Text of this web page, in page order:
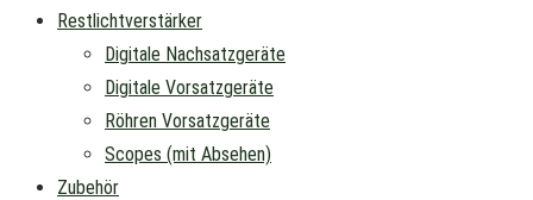
Restlichtverstärker
Digitale Nachsatzgeräte
Digitale Vorsatzgeräte
Röhren Vorsatzgeräte
Scopes (mit Absehen)
Zubehör